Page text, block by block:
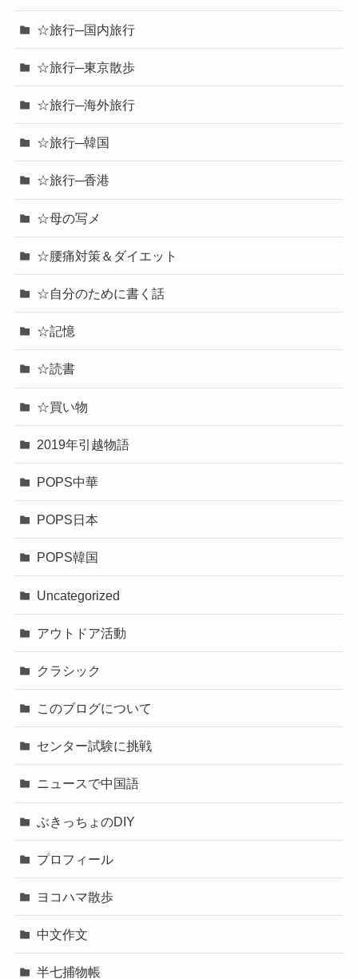
☆旅行─国内旅行
☆旅行─東京散歩
☆旅行─海外旅行
☆旅行─韓国
☆旅行─香港
☆母の写メ
☆腰痛対策＆ダイエット
☆自分のために書く話
☆記憶
☆読書
☆買い物
2019年引越物語
POPS中華
POPS日本
POPS韓国
Uncategorized
アウトドア活動
クラシック
このブログについて
センター試験に挑戦
ニュースで中国語
ぶきっちょのDIY
プロフィール
ヨコハマ散歩
中文作文
半七捕物帳